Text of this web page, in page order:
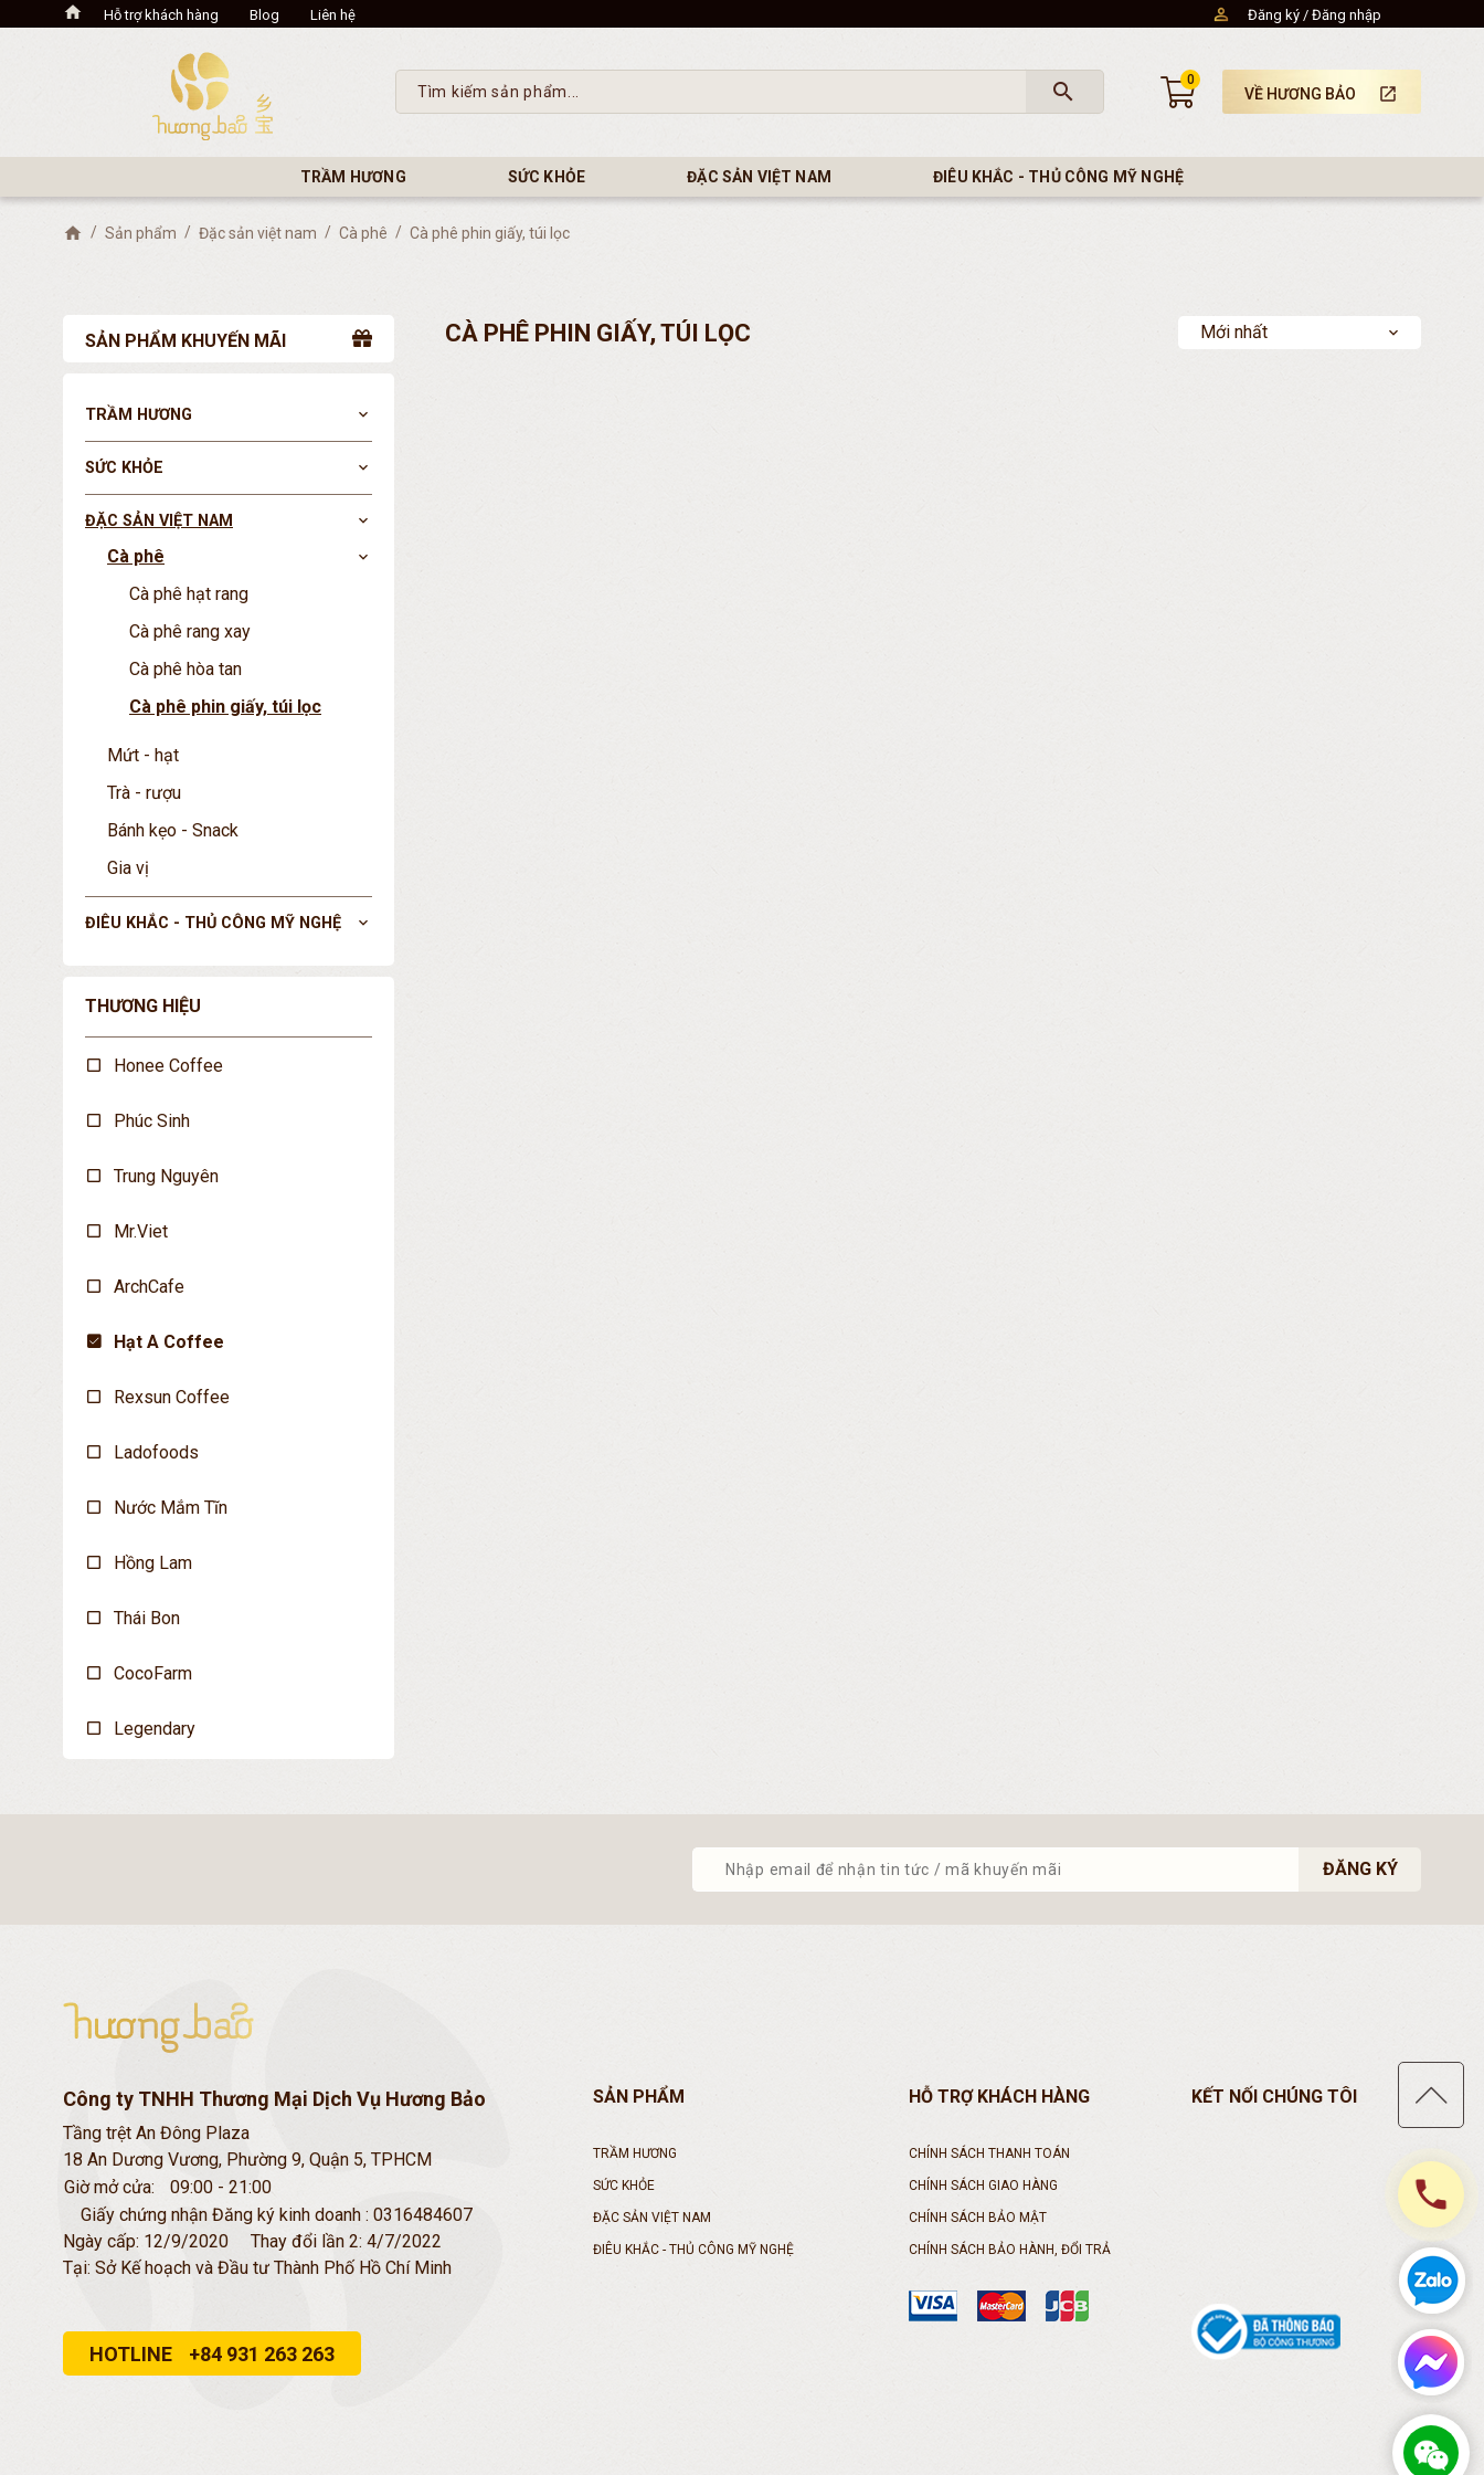
Hỗ trợ khách hàng Blog Liên hệ Đăng ký Đăng nhập
search 0
VỀ HƯƠNG BẢO launch
TRẦM HƯƠNG SỨC KHỎE ĐẶC SẢN VIỆT NAM ĐIÊU KHẮC - THỦ CÔNG MỸ NGHỆ
Sản phẩm Đặc sản việt nam Cà phê Cà phê phin giấy, túi lọc
SẢN PHẨM KHUYẾN MÃI
TRẦM HƯƠNG expand_more
SỨC KHỎE expand_more
ĐẶC SẢN VIỆT NAM expand_more
Cà phê expand_more
Cà phê hạt rang
Cà phê rang xay
Cà phê hòa tan
Cà phê phin giấy, túi lọc
Mứt - hạt
Trà - rượu
Bánh kẹo - Snack
Gia vị
ĐIÊU KHẮC - THỦ CÔNG MỸ NGHỆ expand_more
THƯƠNG HIỆU
Honee Coffee
Phúc Sinh
Trung Nguyên
Mr.Viet
ArchCafe
Hạt A Coffee
Rexsun Coffee
Ladofoods
Nước Mắm Tĩn
Hồng Lam
Thái Bon
CocoFarm
Legendary
CÀ PHÊ PHIN GIẤY, TÚI LỌC Mới nhất expand_more
phone
ĐĂNG KÝ
Công ty TNHH Thương Mại Dịch Vụ Hương Bảo
Tầng trệt An Đông Plaza
18 An Dương Vương, Phường 9, Quận 5, TPHCM
Giờ mở cửa:
09:00 - 21:00
Giấy chứng nhận Đăng ký kinh doanh : 0316484607
Ngày cấp: 12/9/2020
Thay đổi lần 2: 4/7/2022
Tại: Sở Kế hoạch và Đầu tư Thành Phố Hồ Chí Minh
HOTLINE +84 931 263 263
SẢN PHẨM
TRẦM HƯƠNG
SỨC KHỎE
ĐẶC SẢN VIỆT NAM
ĐIÊU KHẮC - THỦ CÔNG MỸ NGHỆ
HỖ TRỢ KHÁCH HÀNG
CHÍNH SÁCH THANH TOÁN
CHÍNH SÁCH GIAO HÀNG
CHÍNH SÁCH BẢO MẬT
CHÍNH SÁCH BẢO HÀNH, ĐỔI TRẢ
KẾT NỐI CHÚNG TÔI